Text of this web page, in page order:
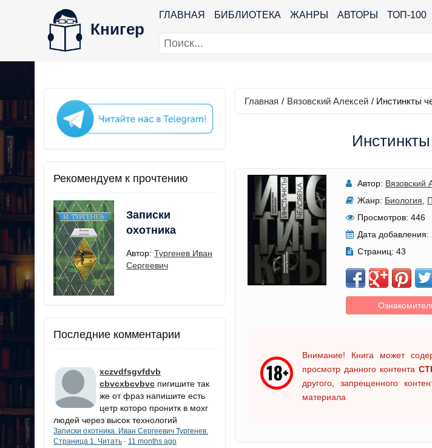
Книгер
ГЛАВНАЯ БИБЛИОТЕКА ЖАНРЫ АВТОРЫ ТОП-100
Рекомендуем к прочтению
Записки
охотника
Автор: Тургенев Иван
Сергеевич
Последние комментарии
xczvdfsgvfdvb
cbvcxbcvbvc пигишите так
же от фраз напишите есть
цетр которо пронитк в мохг
людей через высок технологий
Записки охотника. Иван Сергеевич Тургенев.
Страница 1. Читать · 11 months ago
Главная / Вязовский Алексей / Инстинкты
Автор: Вязовский
Жанр: Биология
Просмотров: 446
Дата добавления:
Страниц: 43
Внимание! Книга может
просмотр данного контента
другого, запрещенного
материала